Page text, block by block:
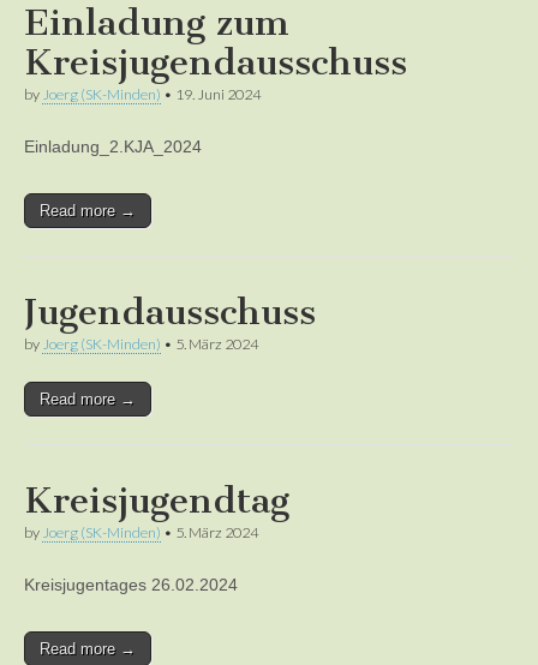
Einladung zum
Kreisjugendausschuss
by Joerg (SK-Minden) • 19. Juni 2024
Einladung_2.KJA_2024
Read more →
Jugendausschuss
by Joerg (SK-Minden) • 5. März 2024
Read more →
Kreisjugendtag
by Joerg (SK-Minden) • 5. März 2024
Kreisjugentages 26.02.2024
Read more →